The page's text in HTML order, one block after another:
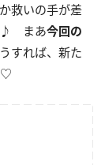
救いの手が差
♪ まあ今回の
すれば、新た
♡